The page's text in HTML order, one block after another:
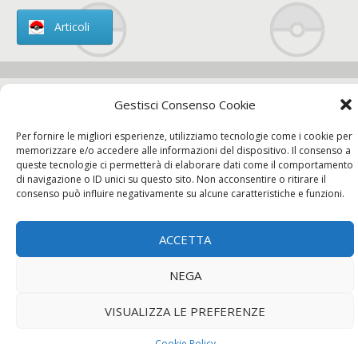
Gestisci Consenso Cookie
Per fornire le migliori esperienze, utilizziamo tecnologie come i cookie per
memorizzare e/o accedere alle informazioni del dispositivo. Il consenso a
queste tecnologie ci permetterà di elaborare dati come il comportamento
di navigazione o ID unici su questo sito. Non acconsentire o ritirare il
consenso può influire negativamente su alcune caratteristiche e funzioni.
ACCETTA
NEGA
VISUALIZZA LE PREFERENZE
Articoli
Chi siamo
Contatti